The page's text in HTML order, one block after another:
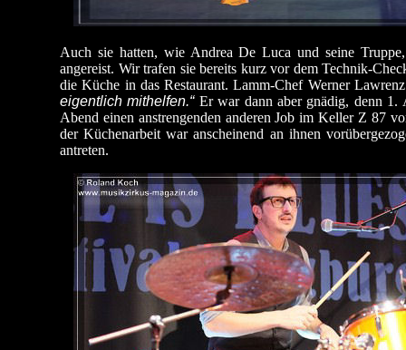
Auch sie hatten, wie Andrea De Luca und seine
angereist. Wir trafen sie bereits kurz vor dem Technik-
die Küche in das Restaurant. Lamm-Chef Werner
eigentlich mithelfen.“Er war dann aber gnädig, denn 1.
Abend einen anstrengenden anderen Job im Keller Z 87
der Küchenarbeit war anscheinend an ihnen
antreten.